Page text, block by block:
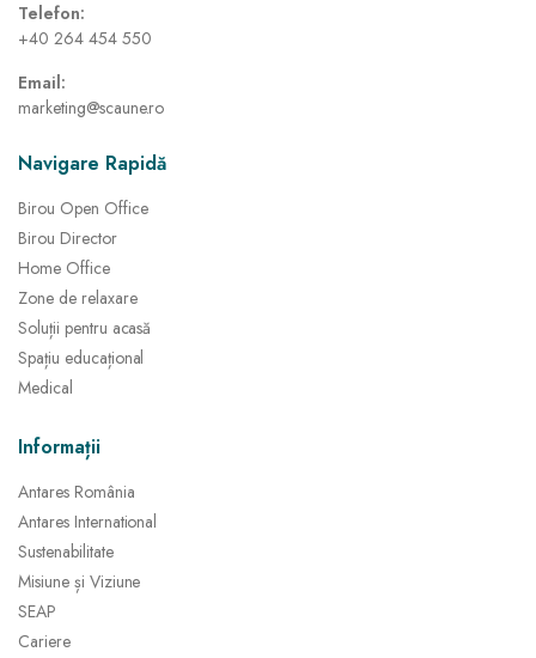
Telefon:
+40 264 454 550
Email:
marketing@scaune.ro
Navigare Rapidă
Birou Open Office
Birou Director
Home Office
Zone de relaxare
Soluții pentru acasă
Spațiu educațional
Medical
Informații
Antares România
Antares International
Sustenabilitate
Misiune și Viziune
SEAP
Cariere